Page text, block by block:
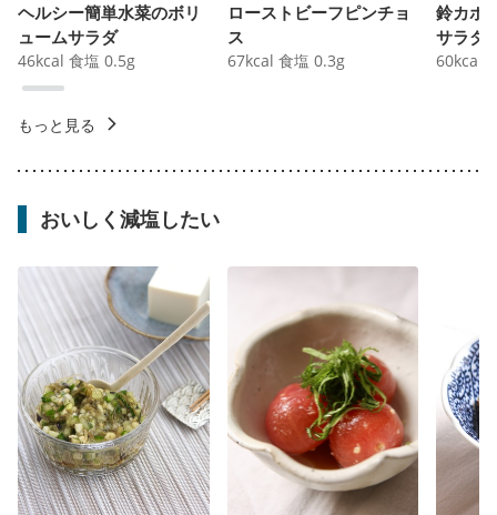
ヘルシー簡単水菜のボリ
ュームサラダ
46kcal 食塩 0.5g
ローストビーフピンチョ
ス
67kcal 食塩 0.3g
鈴カボ
サラダ
60kcal
もっと見る
おいしく減塩したい